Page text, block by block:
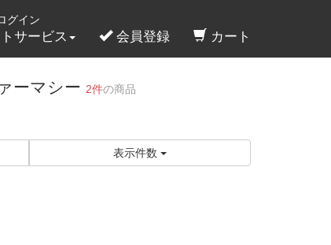
グイン
サービス 会員登録 カート
ーマシー 2件の商品
表示件数